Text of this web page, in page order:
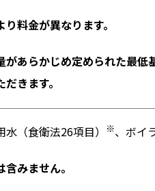
料金が異なります。
あらかじめ定められた最低
きます。
（食衛法26項目） ※、ボイ
みません。